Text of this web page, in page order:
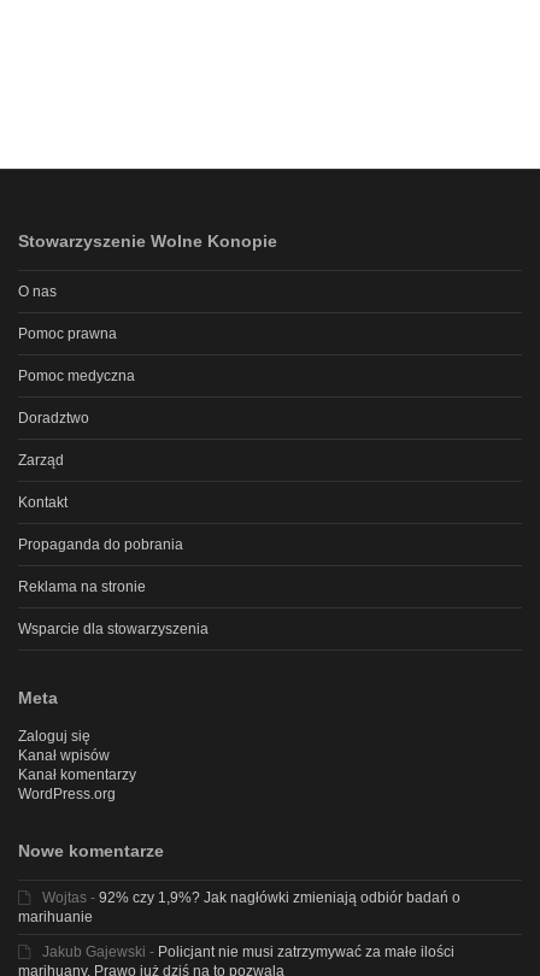
Stowarzyszenie Wolne Konopie
O nas
Pomoc prawna
Pomoc medyczna
Doradztwo
Zarząd
Kontakt
Propaganda do pobrania
Reklama na stronie
Wsparcie dla stowarzyszenia
Meta
Zaloguj się
Kanał wpisów
Kanał komentarzy
WordPress.org
Nowe komentarze
Wojtas - 92% czy 1,9%? Jak nagłówki zmieniają odbiór badań o
marihuanie
Jakub Gajewski - Policjant nie musi zatrzymywać za małe ilości
marihuany. Prawo już dziś na to pozwala